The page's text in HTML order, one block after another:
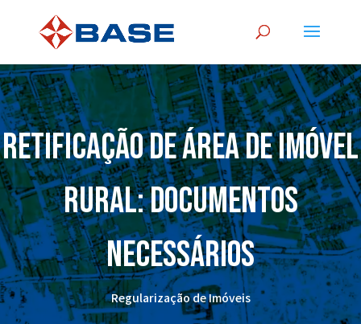
Retificação de área de imóvel
rural: documentos
necessários
Regularização de Imóveis